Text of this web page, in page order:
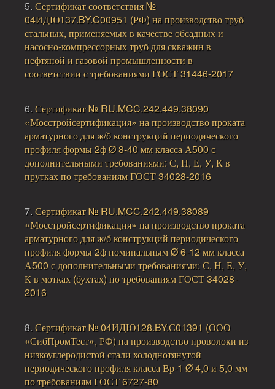
5. Сертификат соответствия №
04ИДЮ137.BY.C00951 (РФ) на производство труб
стальных, применяемых в качестве обсадных и
насосно-компрессорных труб для скважин в
нефтяной и газовой промышленности в
соответствии с требованиями ГОСТ 31446-2017
6. Сертификат № RU.MCC.242.449.38090
«Мосстройсертификация» на производство проката
арматурного для ж/б конструкций периодического
профиля формы 2ф Ø 8-40 мм класса А500 с
дополнительными требованиями: С, Н, Е, У, К в
прутках по требованиям ГОСТ 34028-2016
7. Сертификат № RU.MCC.242.449.38089
«Мосстройсертификация» на производство проката
арматурного для ж/б конструкций периодического
профиля формы 2ф номинальным Ø 6-12 мм класса
А500 с дополнительными требованиями: С, Н, Е, У,
К в мотках (бухтах) по требованиям ГОСТ 34028-
2016
8. Сертификат № 04ИДЮ128.BY.С01391 (ООО
«СибПромТест», РФ) на производство проволоки из
низкоуглеродистой стали холоднотянутой
периодического профиля класса Вр-1 Ø 4,0 и 5,0 мм
по требованиям ГОСТ 6727-80